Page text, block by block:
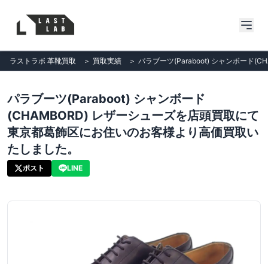
ラストラボ 革靴買取 ＞ 買取実績 ＞ パラブーツ(Paraboot) シャンボード
パラブーツ(Paraboot) シャンボード
(CHAMBORD) レザーシューズを店頭買取にて
東京都葛飾区にお住いのお客様より高価買取い
たしました。
ポスト LINE